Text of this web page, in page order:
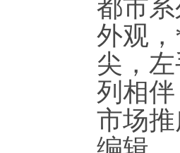
都市
外观
尖，
列相
市场